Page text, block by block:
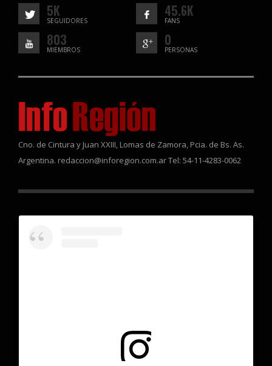
5K
SEGUIDORES
45.6K
FANS
803
MIEMBROS
0
PERSONAS
Cno. de Cintura y Juan XXIII, Lomas de Zamora, Pcia. de Bs. As.
Argentina. redaccion@inforegion.com.ar Tel: 54-11-4283-0062